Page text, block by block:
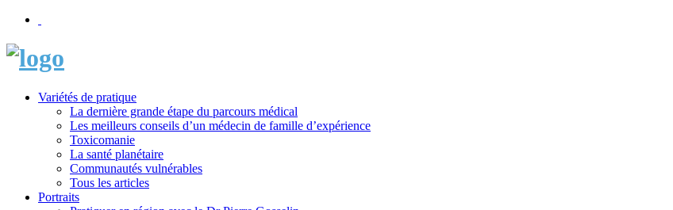
Variétés de pratique
La dernière grande étape du parcours médical
Les meilleurs conseils d’un médecin de famille d’expérience
Toxicomanie
La santé planétaire
Communautés vulnérables
Tous les articles
Portraits